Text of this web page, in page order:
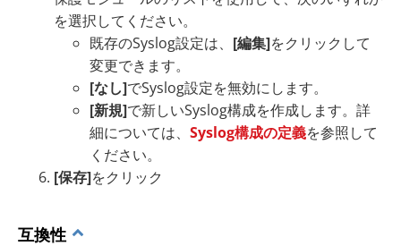
を選択してください。
既存のSyslog設定は、 [編集]をクリックして
変更できます。
[なし]でSyslog設定を無効にします。
[新規]で新しいSyslog構成を作成します。詳
細については、 Syslog構成の定義を参照して
ください。
[保存]をクリック
互換性